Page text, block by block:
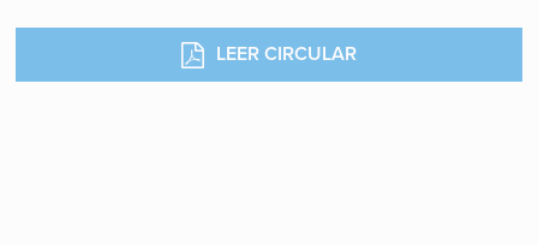
LEER CIRCULAR